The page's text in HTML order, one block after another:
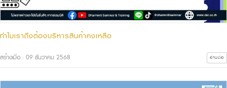
ทำไมเราถึงต้องบริหารสินค้าคงเหลือ
สร้างเมื่อ : 09 ธันวาคม 2568 อ่านต่อ